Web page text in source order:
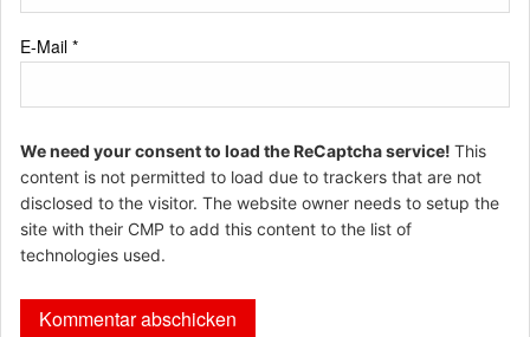
E-Mail *
We need your consent to load the ReCaptcha service! This
content is not permitted to load due to trackers that are not
disclosed to the visitor. The website owner needs to setup the
site with their CMP to add this content to the list of
technologies used.